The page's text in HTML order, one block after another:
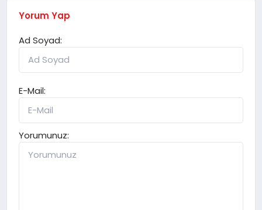
Yorum Yap
Ad Soyad:
E-Mail:
Yorumunuz: